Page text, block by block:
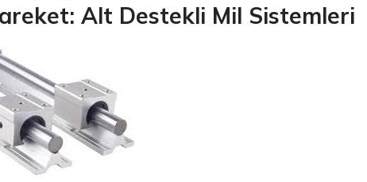
Alt Destekli Mil Sistemleri